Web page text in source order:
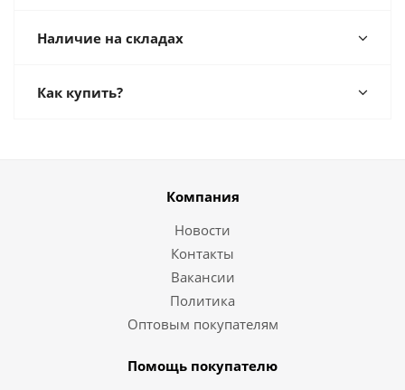
Наличие на складах
Как купить?
Компания
Новости
Контакты
Вакансии
Политика
Оптовым покупателям
Помощь покупателю